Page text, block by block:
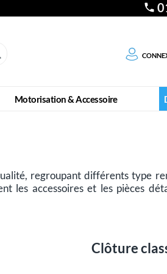
Motorisation & Accessoire
regroupant différents type
les accessoires et les pièces
Clôture